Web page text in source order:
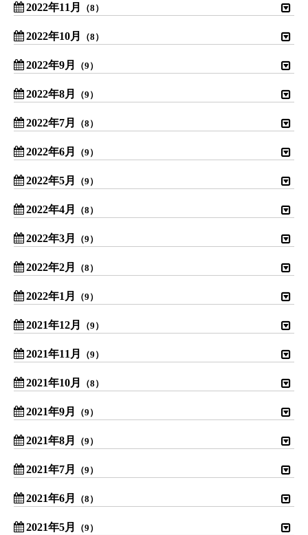
2022年11月 （8）
2022年10月 （8）
2022年9月 （9）
2022年8月 （9）
2022年7月 （8）
2022年6月 （9）
2022年5月 （9）
2022年4月 （8）
2022年3月 （9）
2022年2月 （8）
2022年1月 （9）
2021年12月 （9）
2021年11月 （9）
2021年10月 （8）
2021年9月 （9）
2021年8月 （9）
2021年7月 （9）
2021年6月 （8）
2021年5月 （9）